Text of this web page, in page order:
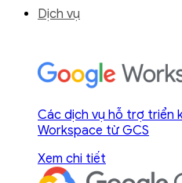
Dịch vụ
Các dịch vụ hỗ trợ triển
Workspace từ GCS
Xem chi tiết